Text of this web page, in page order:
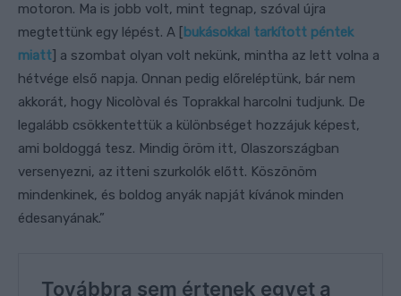
motoron. Ma is jobb volt, mint tegnap, szóval újra
megtettünk egy lépést. A [bukásokkal tarkított péntek
miatt] a szombat olyan volt nekünk, mintha az lett volna a
hétvége első napja. Onnan pedig előreléptünk, bár nem
akkorát, hogy Nicolòval és Toprakkal harcolni tudjunk. De
legalább csökkentettük a különbséget hozzájuk képest,
ami boldoggá tesz. Mindig öröm itt, Olaszországban
versenyezni, az itteni szurkolók előtt. Köszönöm
mindenkinek, és boldog anyák napját kívánok minden
édesanyának.”